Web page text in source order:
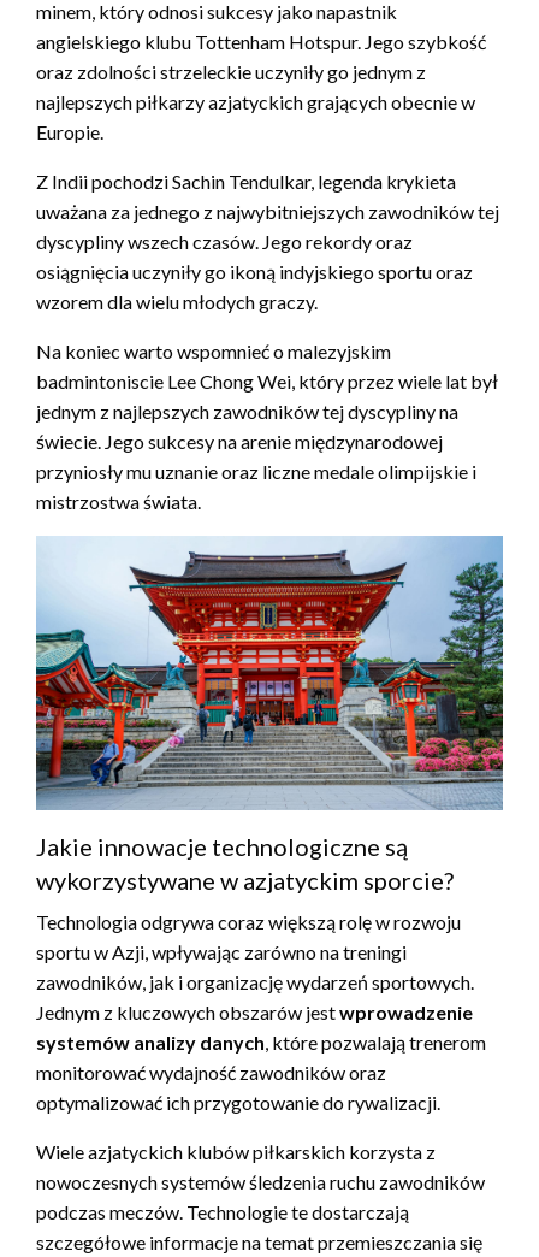
minem, który odnosi sukcesy jako napastnik
angielskiego klubu Tottenham Hotspur. Jego szybkość
oraz zdolności strzeleckie uczyniły go jednym z
najlepszych piłkarzy azjatyckich grających obecnie w
Europie.
Z Indii pochodzi Sachin Tendulkar, legenda krykieta
uważana za jednego z najwybitniejszych zawodników tej
dyscypliny wszech czasów. Jego rekordy oraz
osiągnięcia uczyniły go ikoną indyjskiego sportu oraz
wzorem dla wielu młodych graczy.
Na koniec warto wspomnieć o malezyjskim
badmintoniscie Lee Chong Wei, który przez wiele lat był
jednym z najlepszych zawodników tej dyscypliny na
świecie. Jego sukcesy na arenie międzynarodowej
przyniosły mu uznanie oraz liczne medale olimpijskie i
mistrzostwa świata.
Jakie innowacje technologiczne są
wykorzystywane w azjatyckim sporcie?
Technologia odgrywa coraz większą rolę w rozwoju
sportu w Azji, wpływając zarówno na treningi
zawodników, jak i organizację wydarzeń sportowych.
Jednym z kluczowych obszarów jestwprowadzenie
systemów analizy danych , które pozwalają trenerom
monitorować wydajność zawodników oraz
optymalizować ich przygotowanie do rywalizacji.
Wiele azjatyckich klubów piłkarskich korzysta z
nowoczesnych systemów śledzenia ruchu zawodników
podczas meczów. Technologie te dostarczają
szczegółowe informacje na temat przemieszczania się